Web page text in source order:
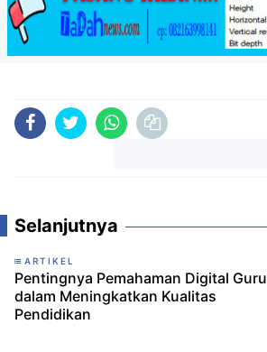
Selanjutnya
ARTIKEL
Pentingnya Pemahaman Digital Guru
dalam Meningkatkan Kualitas
Pendidikan